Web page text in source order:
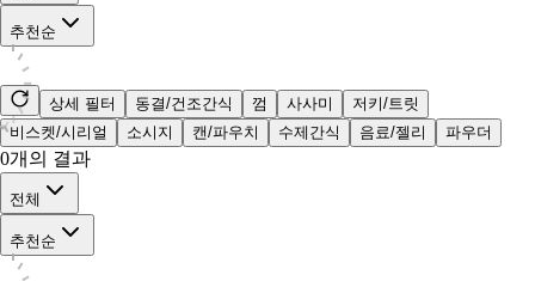
추천순
상세 필터 동결/건조간식 껌 사사미
저키/트릿
비스켓/시리얼
소시지 캔/파우치 수제간식 음료/젤리 파우더
0개의 결과
전체
추천순